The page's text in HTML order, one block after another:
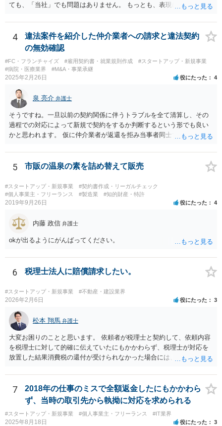
ても、「当社」でも問題はありません。 もっとも、表現に違和感があ
さんが「ABCウェブサービス」の屋号で事業を運営する際には、「当
社」の代わりに「ABCウェブサービス」とか「ABCWS」を使う等で
4
違法案件を紹介した仲介業者への請求と違法契約
の無効確認
#FC・フランチャイズ #雇用契約書・就業規則作成
#スタートアップ・新規事業
#病院・医療業界
#M&A・事業承継
2025年2月26日 役にたった 4
泉 亮介 弁護士
そうですね。一旦以前の契約関係に伴うトラブルを全て清算し、その
過程での対応によって新規で契約をするか判断するという形でも良い
かと思われます。 仮に仲介業者が返還を拒み当事者同士での解決が困
5 市販の温泉の素を詰め替えて販売
#スタートアップ・新規事業
#契約書作成・リーガルチェック
#個人事業主・フリーランス
#製造業 #知的財産・特許
2019年9月26日 役にたった 4
内藤 政信 弁護士
okが出るようにがんばってください。
6 税理士法人に賠償請求したい。
#スタートアップ・新規事業 #不動産・建設業界
2026年2月6日 役にたった 3
松本 翔馬 弁護士
大変お困りのことと思います。 依頼者が税理士と契約して、依頼内容
を税理士に対して的確に伝えていたにもかかわらず、税理士が対応を
放置した結果消費税の還付が受けられなかった場合には、賠償請求で
あるか否かという問題 ②税理士本人が税務業務をしていなかったとい
う税理士職務の妥当性の問題 ③クライアントが誤って簡易課税届出書
を提出していたところ、税理士が課税方式の確認をしなかった問題 と
いう課題があります。 ①については、 税理士が責任を持つのは契約に
明記された委任事務に限定されるのが原則です。 サービスとして委任
7
2018年の仕事のミスで全額返金したにもかかわら
ず、当時の取引先から執拗に対応を求められる
#スタートアップ・新規事業 #個人事業主・フリーランス #IT業界
2025年8月18日 役にたった 3